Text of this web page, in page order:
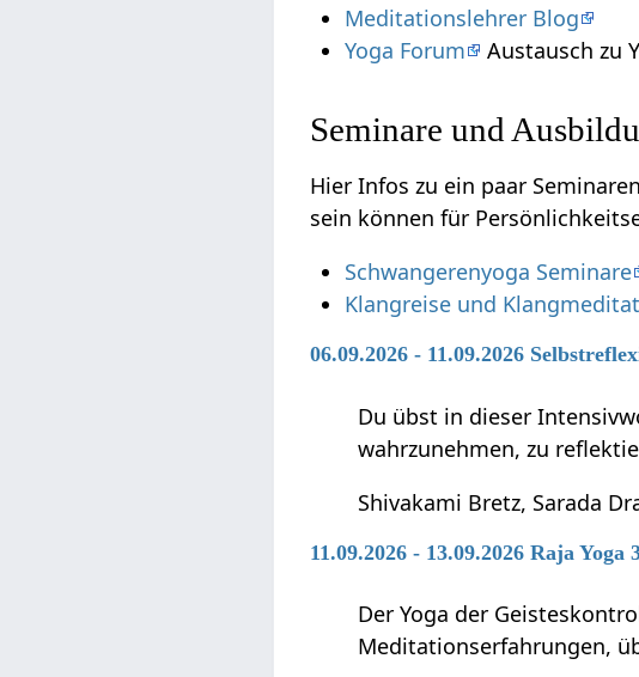
Meditationslehrer Blog
Yoga Forum
Austausch zu
Seminare und
Hier Infos zu ein paar Seminaren und
sein können für
Schwangerenyoga Seminare
Klangreise und
06.09.2026 - 11.09.2026
Du übst in dieser
wahrzunehmen, zu
Shivakami Bretz, Sarada
11.09.2026 - 13.09.2026 Raja Yoga
Der Yoga der
Meditationserfahrungen,